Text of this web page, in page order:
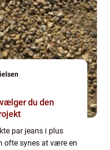
du den
par jeans i plus
ofte synes at være en